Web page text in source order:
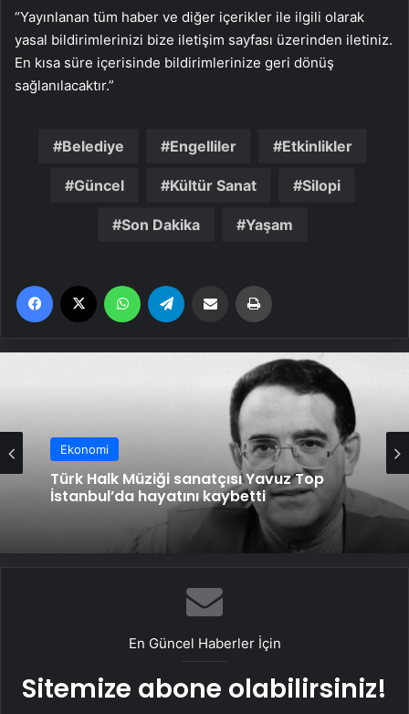
“Yayınlanan tüm haber ve diğer içerikler ile ilgili olarak
yasal bildirimlerinizi bize iletişim sayfası üzerinden iletiniz.
En kısa süre içerisinde bildirimlerinize geri dönüş
sağlanılacaktır.”
Belediye Engelliler Etkinlikler
Güncel Kültür Sanat Silopi
Son Dakika Yaşam
Facebook WhatsApp Email'den paylaş
Ekonomi
Türk Halk Müziği sanatçısı Yavuz Top
İstanbul’da hayatını kaybetti
En Güncel Haberler İçin
Sitemize abone olabilirsiniz!